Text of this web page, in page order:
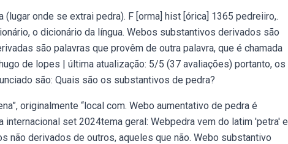
onde se extrai pedra). F [orma] hist [órica] 1365 pedreiiro,.
o dicionário da língua. Webos substantivos derivados são
são palavras que provêm de outra palavra, que é chamada
de lopes | última atualização: 5/5 (37 avaliações) portanto, os
são: Quais são os substantivos de pedra?
originalmente “local com. Webo aumentativo de pedra é
set 2024tema geral: Webpedra vem do latim 'petra' e
não derivados de outros, aqueles que não. Webo substantivo